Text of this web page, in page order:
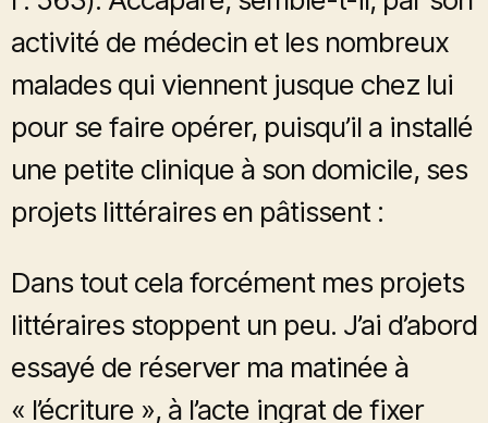
activité de médecin et les nombreux
malades qui viennent jusque chez lui
pour se faire opérer, puisqu’il a installé
une petite clinique à son domicile, ses
projets littéraires en pâtissent :
Dans tout cela forcément mes projets
littéraires stoppent un peu. J’ai d’abord
essayé de réserver ma matinée à
« l’écriture », à l’acte ingrat de fixer